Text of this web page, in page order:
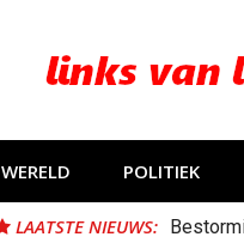
WERELD POLITIEK
LAATSTE NIEUWS: